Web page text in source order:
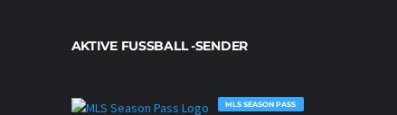
AKTIVE FUSSBALL -SENDER
MLS SEASON PASS